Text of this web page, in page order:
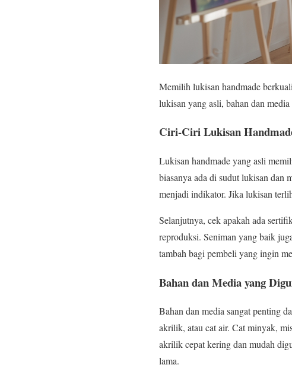
Memilih lukisan handmade
lukisan yang asli, bahan dan
Ciri-Ciri Lukisan
Lukisan handmade yang asli
biasanya ada di sudut lukisan dan
menjadi indikator. Jika lukisan
Selanjutnya, cek apakah ada
reproduksi. Seniman yang baik
tambah bagi pembeli yang ingin
Bahan dan Media yang
Bahan dan media sangat penting
akrilik, atau cat air. Cat minyak,
akrilik cepat kering dan mudah
lama.